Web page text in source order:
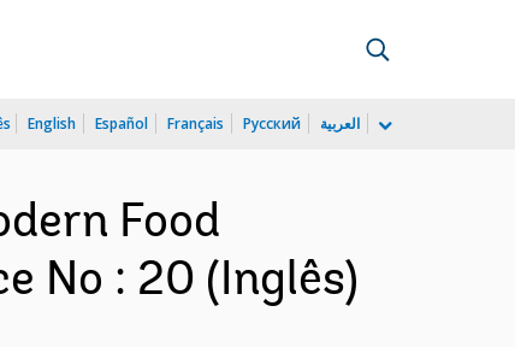
English Español Français Русский العربية
Food
No : 20 (Inglês)